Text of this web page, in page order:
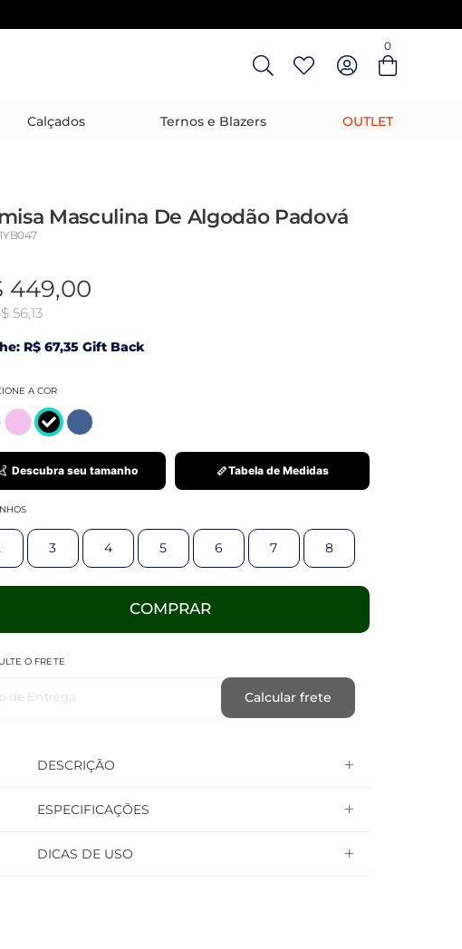
Entre com email ou cpf/cnpj
0
Calçados Ternos e Blazers OUTLET
Masculina De Algodão Padová
449,00
56,13
R$ 67,35 Gift Back
A COR
Descubra seu tamanho Tabela de Medidas
3 4 5 6 7 8
COMPRAR
O FRETE
de Entrega Calcular frete
DESCRIÇÃO
ESPECIFICAÇÕES
DICAS DE USO